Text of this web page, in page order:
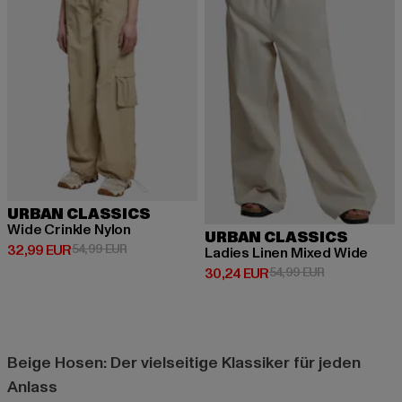
URBAN CLASSICS
Wide Crinkle Nylon
32,99 EUR
Derzeitiger Preis: 32,99 EUR
54,99 EURAktionspreis: 54,99 EUR
URBAN CLASSICS
Ladies Linen Mixed Wide
30,24 EUR
Derzeitiger Preis: 30,24 EUR
54,99 EURAktionspreis:
Beige Hosen: Der vielseitige Klassiker für jeden
Anlass